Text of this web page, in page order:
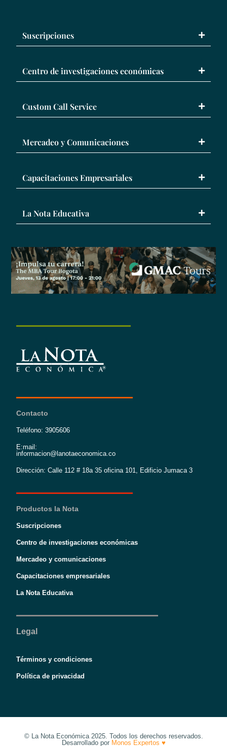
Suscripciones
Centro de investigaciones económicas
Custom Call Service
Mercadeo y Comunicaciones
Capacitaciones Empresariales
La Nota Educativa
Contacto
Teléfono: 3905606
E:mail:
informacion@lanotaeconomica.co
Dirección: Calle 112 # 18a 35 oficina 101, Edificio Jumaca 3
Productos la Nota
Suscripciones
Centro de investigaciones económicas
Mercadeo y comunicaciones
Capacitaciones empresariales
La Nota Educativa
Legal
Términos y condiciones
Política de privacidad
© La Nota Económica 2025. Todos los derechos reservados.
Desarrollado por Monos Expertos ♥